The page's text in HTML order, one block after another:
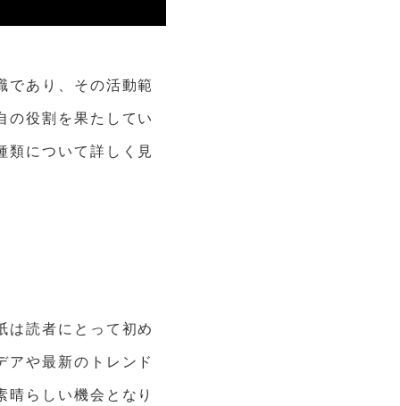
であり、その活動範
の役割を果たしてい
類について詳しく見
は読者にとって初め
や最新のトレンド
らしい機会となり